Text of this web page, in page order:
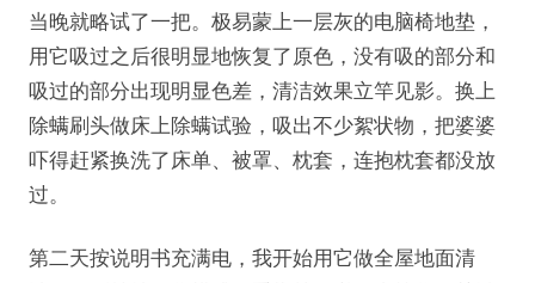
当晚就略试了一把。极易蒙上一层灰的电脑椅地垫，
用它吸过之后很明显地恢复了原色，没有吸的部分和
吸过的部分出现明显色差，清洁效果立竿见影。换上
除螨刷头做床上除螨试验，吸出不少絮状物，把婆婆
吓得赶紧换洗了床单、被罩、枕套，连抱枕套都没放
过。
第二天按说明书充满电，我开始用它做全屋地面清